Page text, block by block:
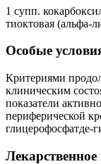
1 супп.
тиоктовая (альфа-
Особые
Критериями
клиническим
показатели
периферической
глицерофосфатде-
Лекарственное